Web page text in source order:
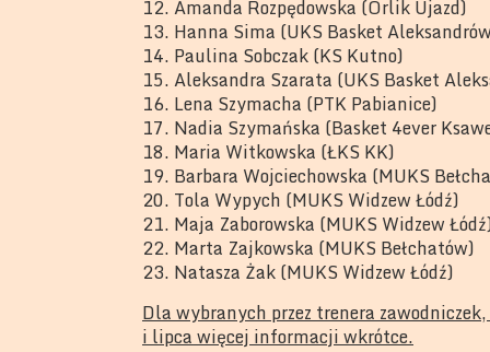
12. Amanda Rozpędowska (Orlik Ujazd)
13. Hanna Sima (UKS Basket
14. Paulina Sobczak (KS Kutno)
15. Aleksandra Szarata (UKS Basket
16. Lena Szymacha (PTK Pabianice)
17. Nadia Szymańska (Basket 4ever
18. Maria Witkowska (ŁKS KK)
19. Barbara Wojciechowska (MUKS
20. Tola Wypych (MUKS Widzew Łódź)
21. Maja Zaborowska (MUKS Widzew
22. Marta Zajkowska (MUKS Bełchatów)
23. Natasza Żak (MUKS Widzew Łódź)
Dla wybranych przez trenera
i lipca więcej informacji wkrótce.